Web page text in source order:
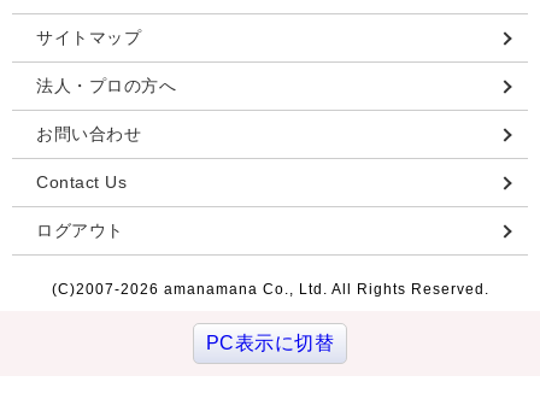
サイトマップ
法人・プロの方へ
お問い合わせ
Contact Us
ログアウト
(C)2007-2026 amanamana Co., Ltd. All Rights Reserved.
PC表示に切替